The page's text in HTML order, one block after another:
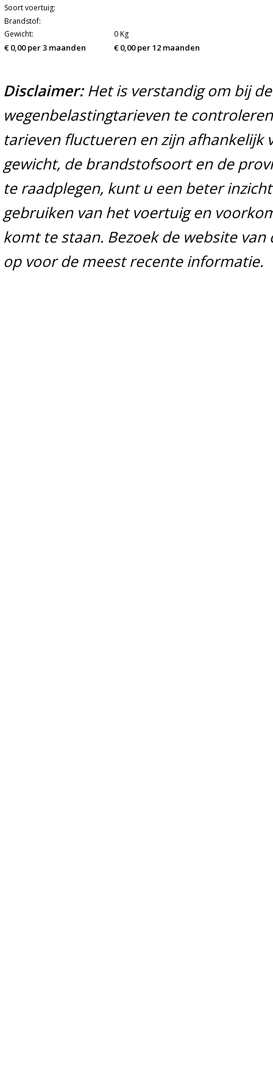
Soort voertuig:
Brandstof:
Gewicht:
0 Kg
€ 0,00 per 3 maanden € 0,00 per 12 maanden
Disclaimer:Het is verstandig om bij
wegenbelastingtarieven te
tarieven fluctueren en zijn afhankelijk
gewicht, de brandstofsoort en de
te raadplegen, kunt u een beter
gebruiken van het voertuig en
komt te staan. Bezoek de website
op voor de meest recente informatie.